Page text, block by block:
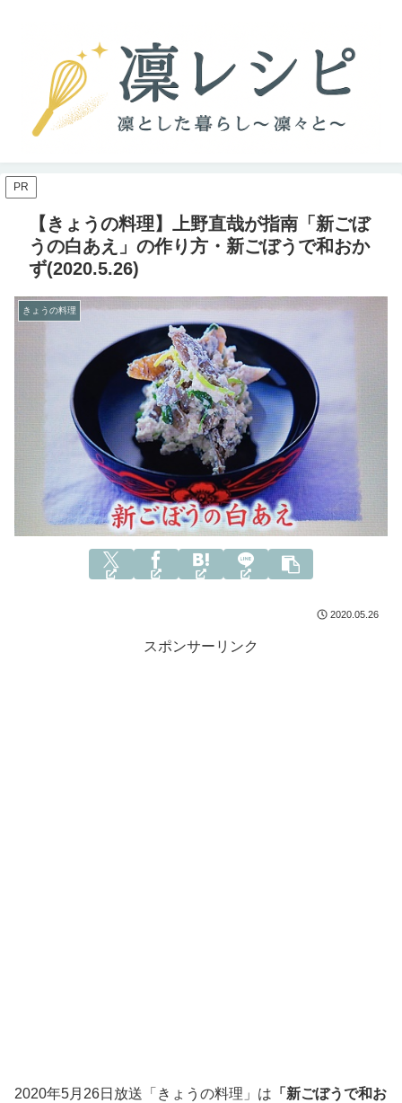
PR
【きょうの料理】上野直哉が指南「新ごぼ
うの白あえ」の作り方・新ごぼうで和おか
ず(2020.5.26)
きょうの料理
2020.05.26
スポンサーリンク
2020年5月26日放送「きょうの料理」は 「新ごぼうで和お